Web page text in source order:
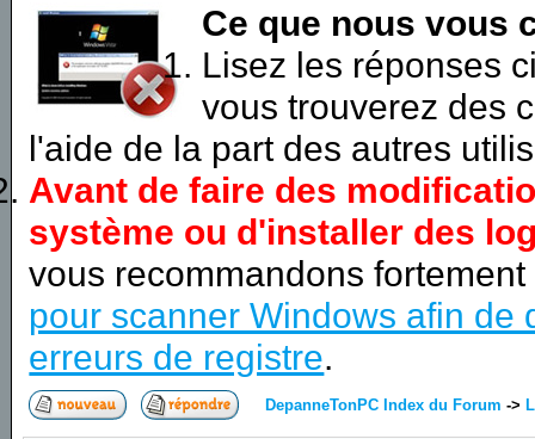
Ce que nous vous
Lisez les réponses
vous trouverez des
l'aide de la part des autres
Avant de faire des
système ou d'installer des
vous recommandons
pour scanner Windows afin de
erreurs de registre.
DepanneTonPC Index du Forum ->